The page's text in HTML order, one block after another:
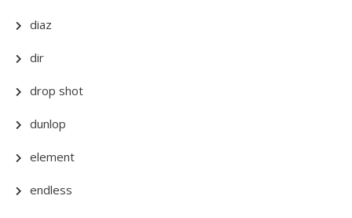
diaz
dir
drop shot
dunlop
element
endless